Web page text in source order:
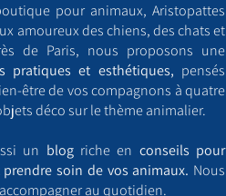
pour animaux, Aristopattes
amoureux des chiens, des chats et
de Paris, nous proposons une
pratiques et esthétiques, pensés
être de vos compagnons à quatre
déco sur le thème animalier.
un blogriche en conseils pour
soin de vos animaux. Nous
au quotidien.